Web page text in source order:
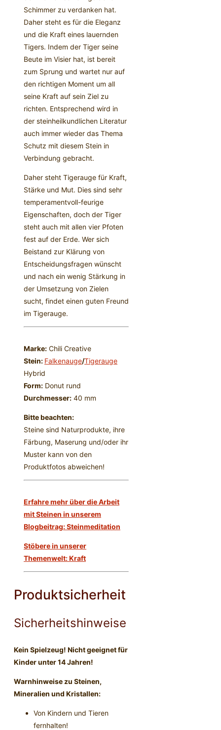
Schimmer zu verdanken hat.
Daher steht es für die Eleganz
und die Kraft eines lauernden
Tigers. Indem der Tiger seine
Beute im Visier hat, ist bereit
zum Sprung und wartet nur auf
den richtigen Moment um all
seine Kraft auf sein Ziel zu
richten. Entsprechend wird in
der steinheilkundlichen Literatur
auch immer wieder das Thema
Schutz mit diesem Stein in
Verbindung gebracht.
Daher steht Tigerauge für Kraft,
Stärke und Mut. Dies sind sehr
temperamentvoll-feurige
Eigenschaften, doch der Tiger
steht auch mit allen vier Pfoten
fest auf der Erde. Wer sich
Beistand zur Klärung von
Entscheidungsfragen wünscht
und nach ein wenig Stärkung in
der Umsetzung von Zielen
sucht, findet einen guten Freund
im Tigerauge.
Marke: Chili Creative
Stein: Falkenauge/Tigerauge
Hybrid
Form: Donut rund
Durchmesser: 40 mm
Bitte beachten:
Steine sind Naturprodukte, ihre
Färbung, Maserung und/oder ihr
Muster kann von den
Produktfotos abweichen!
Erfahre mehr über die Arbeit
mit Steinen in unserem
Blogbeitrag: Steinmeditation
Stöbere in unserer
Themenwelt: Kraft
Produktsicherheit
Sicherheitshinweise
Kein Spielzeug! Nicht geeignet für
Kinder unter 14 Jahren!
Warnhinweise zu Steinen,
Mineralien und Kristallen:
Von Kindern und Tieren
fernhalten!